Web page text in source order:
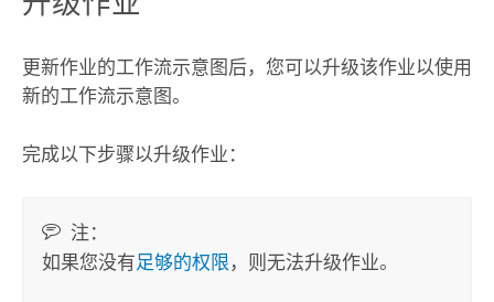
更新作业的工作流示意图后，您可以升级该作业以使用
新的工作流示意图。
完成以下步骤以升级作业：
注：
如果您没有足够的权限 ，则无法升级作业。